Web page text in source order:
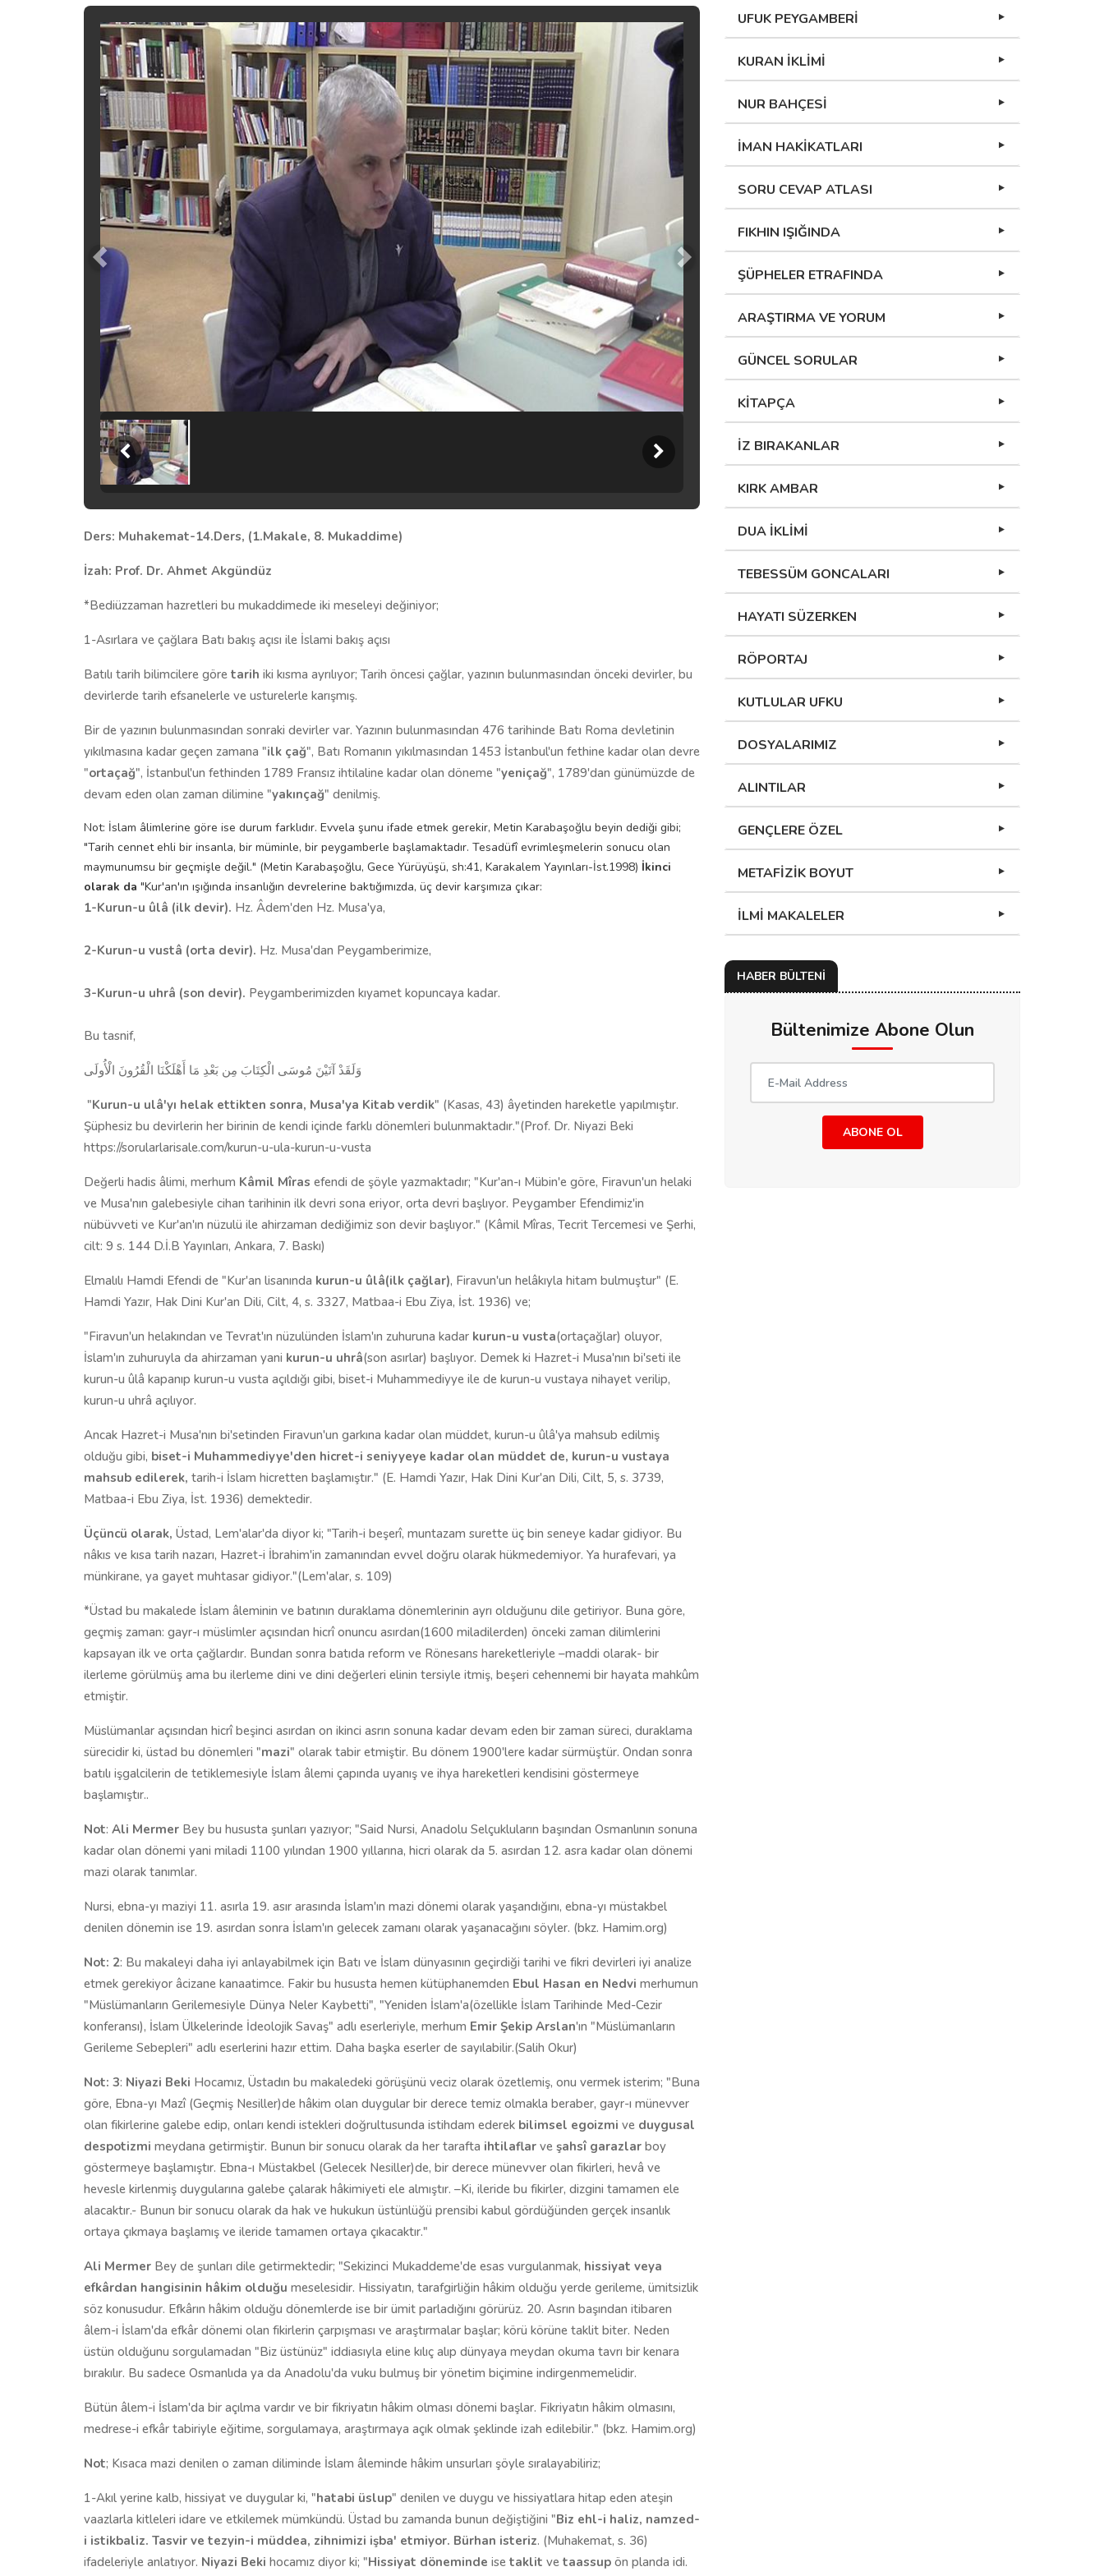
Ders: Muhakemat-14.Ders, (1.Makale, 8. Mukaddime)
İzah: Prof. Dr. Ahmet Akgündüz
*Bediüzzaman hazretleri bu mukaddimede iki meseleyi değiniyor;
1-Asırlara ve çağlara Batı bakış açısı ile İslami bakış açısı
Batılı tarih bilimcilere göre tarih iki kısma ayrılıyor; Tarih öncesi çağlar, yazının bulunmasından önceki devirler, bu
devirlerde tarih efsanelerle ve usturelerle karışmış.
Bir de yazının bulunmasından sonraki devirler var. Yazının bulunmasından 476 tarihinde Batı Roma devletinin
yıkılmasına kadar geçen zamana "ilk çağ", Batı Romanın yıkılmasından 1453 İstanbul'un fethine kadar olan devre
"ortaçağ", İstanbul'un fethinden 1789 Fransız ihtilaline kadar olan döneme "yeniçağ", 1789'dan günümüzde de
devam eden olan zaman dilimine "yakınçağ" denilmiş.
Not: İslam âlimlerine göre ise durum farklıdır. Evvela şunu ifade etmek gerekir, Metin Karabaşoğlu beyin dediği gibi;
"Tarih cennet ehli bir insanla, bir müminle, bir peygamberle başlamaktadır. Tesadüfî evrimleşmelerin sonucu olan
maymunumsu bir geçmişle değil." (Metin Karabaşoğlu, Gece Yürüyüşü, sh:41, Karakalem Yayınları-İst.1998) İkinci
olarak da "Kur'an'ın ışığında insanlığın devrelerine baktığımızda, üç devir karşımıza çıkar:
1-Kurun-u ûlâ (ilk devir). Hz. Âdem'den Hz. Musa'ya,
2-Kurun-u vustâ (orta devir). Hz. Musa'dan Peygamberimize,
3-Kurun-u uhrâ (son devir). Peygamberimizden kıyamet kopuncaya kadar.
Bu tasnif,
وَلَقَدْ آتَيْنَ مُوسَى الْكِتَابَ مِن بَعْدِ مَا أَهْلَكْنَا الْقُرُونَ الْأُولَى
"Kurun-u ulâ'yı helak ettikten sonra, Musa'ya Kitab verdik" (Kasas, 43) âyetinden hareketle yapılmıştır.
Şüphesiz bu devirlerin her birinin de kendi içinde farklı dönemleri bulunmaktadır."(Prof. Dr. Niyazi Beki
https://sorularlarisale.com/kurun-u-ula-kurun-u-vusta
Değerli hadis âlimi, merhum Kâmil Mîras efendi de şöyle yazmaktadır; "Kur'an-ı Mübin'e göre, Firavun'un helaki
ve Musa'nın galebesiyle cihan tarihinin ilk devri sona eriyor, orta devri başlıyor. Peygamber Efendimiz'in
nübüvveti ve Kur'an'ın nüzulü ile ahirzaman dediğimiz son devir başlıyor." (Kâmil Mîras, Tecrit Tercemesi ve Şerhi,
cilt: 9 s. 144 D.İ.B Yayınları, Ankara, 7. Baskı)
Elmalılı Hamdi Efendi de "Kur'an lisanında kurun-u ûlâ(ilk çağlar), Firavun'un helâkıyla hitam bulmuştur" (E.
Hamdi Yazır, Hak Dini Kur'an Dili, Cilt, 4, s. 3327, Matbaa-i Ebu Ziya, İst. 1936) ve;
"Firavun'un helakından ve Tevrat'ın nüzulünden İslam'ın zuhuruna kadar kurun-u vusta(ortaçağlar) oluyor,
İslam'ın zuhuruyla da ahirzaman yani kurun-u uhrâ(son asırlar) başlıyor. Demek ki Hazret-i Musa'nın bi'seti ile
kurun-u ûlâ kapanıp kurun-u vusta açıldığı gibi, biset-i Muhammediyye ile de kurun-u vustaya nihayet verilip,
kurun-u uhrâ açılıyor.
Ancak Hazret-i Musa'nın bi'setinden Firavun'un garkına kadar olan müddet, kurun-u ûlâ'ya mahsub edilmiş
olduğu gibi, biset-i Muhammediyye'den hicret-i seniyyeye kadar olan müddet de, kurun-u vustaya
mahsub edilerek, tarih-i İslam hicretten başlamıştır." (E. Hamdi Yazır, Hak Dini Kur'an Dili, Cilt, 5, s. 3739,
Matbaa-i Ebu Ziya, İst. 1936) demektedir.
Üçüncü olarak, Üstad, Lem'alar'da diyor ki; "Tarih-i beşerî, muntazam surette üç bin seneye kadar gidiyor. Bu
nâkıs ve kısa tarih nazarı, Hazret-i İbrahim'in zamanından evvel doğru olarak hükmedemiyor. Ya hurafevari, ya
münkirane, ya gayet muhtasar gidiyor."(Lem'alar, s. 109)
*Üstad bu makalede İslam âleminin ve batının duraklama dönemlerinin ayrı olduğunu dile getiriyor. Buna göre,
geçmiş zaman: gayr-ı müslimler açısından hicrî onuncu asırdan(1600 miladilerden) önceki zaman dilimlerini
kapsayan ilk ve orta çağlardır. Bundan sonra batıda reform ve Rönesans hareketleriyle –maddi olarak- bir
ilerleme görülmüş ama bu ilerleme dini ve dini değerleri elinin tersiyle itmiş, beşeri cehennemi bir hayata mahkûm
etmiştir.
Müslümanlar açısından hicrî beşinci asırdan on ikinci asrın sonuna kadar devam eden bir zaman süreci, duraklama
sürecidir ki, üstad bu dönemleri "mazi" olarak tabir etmiştir. Bu dönem 1900'lere kadar sürmüştür. Ondan sonra
batılı işgalcilerin de tetiklemesiyle İslam âlemi çapında uyanış ve ihya hareketleri kendisini göstermeye
başlamıştır..
Not: Ali Mermer Bey bu hususta şunları yazıyor; "Said Nursi, Anadolu Selçukluların başından Osmanlının sonuna
kadar olan dönemi yani miladi 1100 yılından 1900 yıllarına, hicri olarak da 5. asırdan 12. asra kadar olan dönemi
mazi olarak tanımlar.
Nursi, ebna-yı maziyi 11. asırla 19. asır arasında İslam'ın mazi dönemi olarak yaşandığını, ebna-yı müstakbel
denilen dönemin ise 19. asırdan sonra İslam'ın gelecek zamanı olarak yaşanacağını söyler. (bkz. Hamim.org)
Not: 2: Bu makaleyi daha iyi anlayabilmek için Batı ve İslam dünyasının geçirdiği tarihi ve fikri devirleri iyi analize
etmek gerekiyor âcizane kanaatimce. Fakir bu hususta hemen kütüphanemden Ebul Hasan en Nedvi merhumun
"Müslümanların Gerilemesiyle Dünya Neler Kaybetti", "Yeniden İslam'a(özellikle İslam Tarihinde Med-Cezir
konferansı), İslam Ülkelerinde İdeolojik Savaş" adlı eserleriyle, merhum Emir Şekip Arslan'ın "Müslümanların
Gerileme Sebepleri" adlı eserlerini hazır ettim. Daha başka eserler de sayılabilir.(Salih Okur)
Not: 3: Niyazi Beki Hocamız, Üstadın bu makaledeki görüşünü veciz olarak özetlemiş, onu vermek isterim; "Buna
göre, Ebna-yı Mazî (Geçmiş Nesiller)de hâkim olan duygular bir derece temiz olmakla beraber, gayr-ı münevver
olan fikirlerine galebe edip, onları kendi istekleri doğrultusunda istihdam ederek bilimsel egoizmi ve duygusal
despotizmi meydana getirmiştir. Bunun bir sonucu olarak da her tarafta ihtilaflar ve şahsî garazlar boy
göstermeye başlamıştır. Ebna-ı Müstakbel (Gelecek Nesiller)de, bir derece münevver olan fikirleri, hevâ ve
hevesle kirlenmiş duygularına galebe çalarak hâkimiyeti ele almıştır. –Ki, ileride bu fikirler, dizgini tamamen ele
alacaktır.- Bunun bir sonucu olarak da hak ve hukukun üstünlüğü prensibi kabul gördüğünden gerçek insanlık
ortaya çıkmaya başlamış ve ileride tamamen ortaya çıkacaktır."
Ali Mermer Bey de şunları dile getirmektedir; "Sekizinci Mukaddeme'de esas vurgulanmak, hissiyat veya
efkârdan hangisinin hâkim olduğu meselesidir. Hissiyatın, tarafgirliğin hâkim olduğu yerde gerileme, ümitsizlik
söz konusudur. Efkârın hâkim olduğu dönemlerde ise bir ümit parladığını görürüz. 20. Asrın başından itibaren
âlem-i İslam'da efkâr dönemi olan fikirlerin çarpışması ve araştırmalar başlar; körü körüne taklit biter. Neden
üstün olduğunu sorgulamadan "Biz üstünüz" iddiasıyla eline kılıç alıp dünyaya meydan okuma tavrı bir kenara
bırakılır. Bu sadece Osmanlıda ya da Anadolu'da vuku bulmuş bir yönetim biçimine indirgenmemelidir.
Bütün âlem-i İslam'da bir açılma vardır ve bir fikriyatın hâkim olması dönemi başlar. Fikriyatın hâkim olmasını,
medrese-i efkâr tabiriyle eğitime, sorgulamaya, araştırmaya açık olmak şeklinde izah edilebilir." (bkz. Hamim.org)
Not; Kısaca mazi denilen o zaman diliminde İslam âleminde hâkim unsurları şöyle sıralayabiliriz;
1-Akıl yerine kalb, hissiyat ve duygular ki, "hatabi üslup" denilen ve duygu ve hissiyatlara hitap eden ateşin
vaazlarla kitleleri idare ve etkilemek mümkündü. Üstad bu zamanda bunun değiştiğini "Biz ehl-i haliz, namzed-
i istikbaliz. Tasvir ve tezyin-i müddea, zihnimizi işba' etmiyor. Bürhan isteriz. (Muhakemat, s. 36)
ifadeleriyle anlatıyor. Niyazi Beki hocamız diyor ki; "Hissiyat döneminde ise taklit ve taassup ön planda idi.
UFUK PEYGAMBERİ
KURAN İKLİMİ
NUR BAHÇESİ
İMAN HAKİKATLARI
SORU CEVAP ATLASI
FIKHIN IŞIĞINDA
ŞÜPHELER ETRAFINDA
ARAŞTIRMA VE YORUM
GÜNCEL SORULAR
KİTAPÇA
İZ BIRAKANLAR
KIRK AMBAR
DUA İKLİMİ
TEBESSÜM GONCALARI
HAYATI SÜZERKEN
RÖPORTAJ
KUTLULAR UFKU
DOSYALARIMIZ
ALINTILAR
GENÇLERE ÖZEL
METAFİZİK BOYUT
İLMİ MAKALELER
HABER BÜLTENİ
Bültenimize Abone Olun
ABONE OL